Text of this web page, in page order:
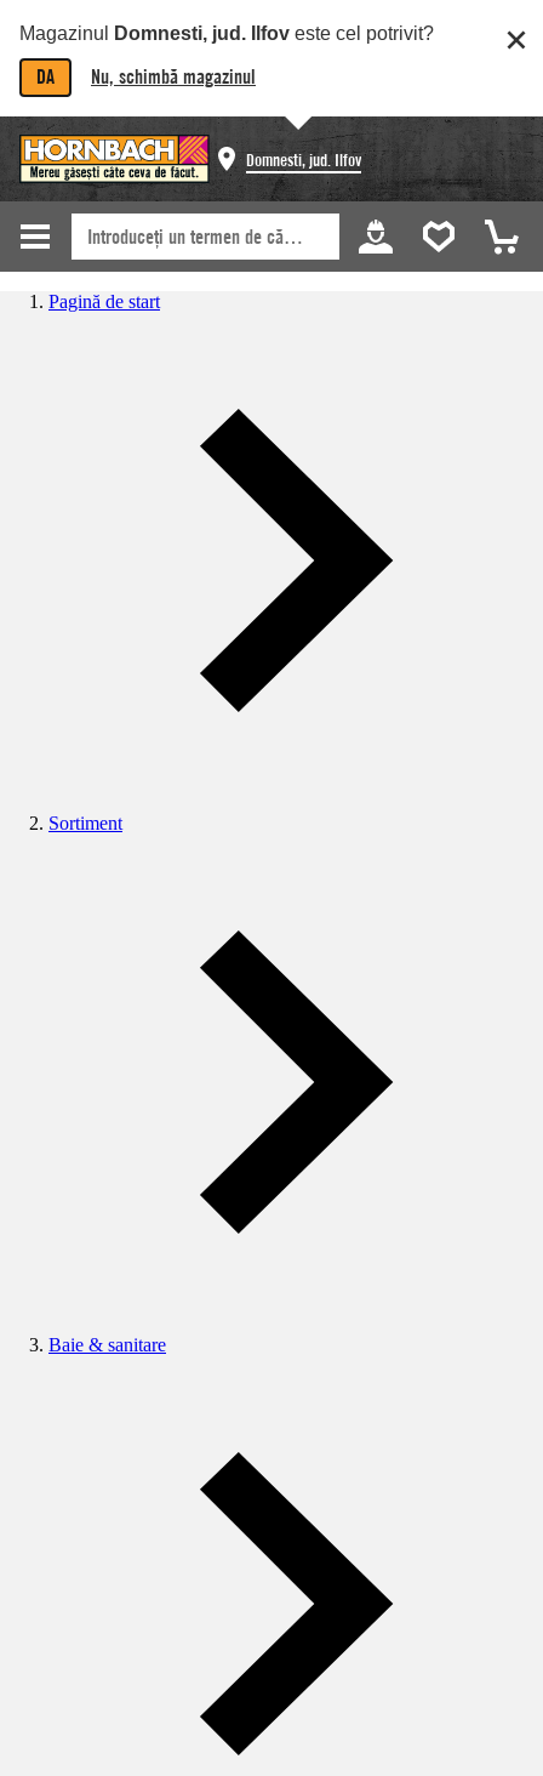
Magazinul Domnesti, jud. Ilfov este cel potrivit?
DA Nu, schimbă magazinul
Domnesti, jud. Ilfov
Pagină de start
Sortiment
Baie & sanitare